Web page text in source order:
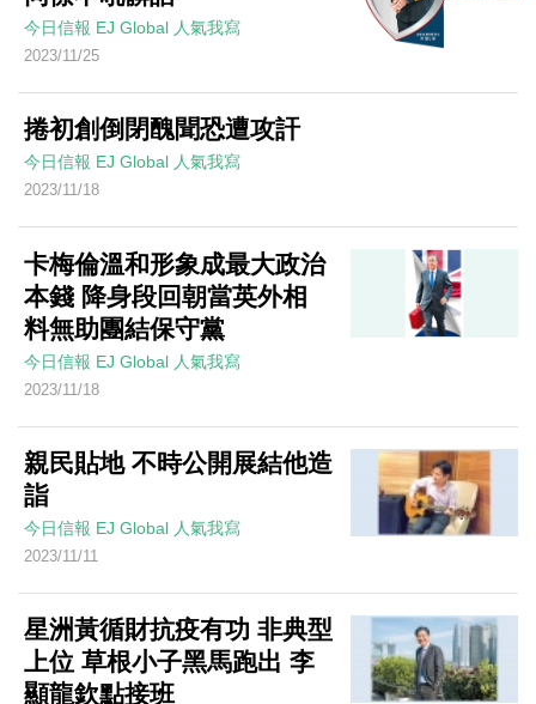
今日信報 EJ Global 人氣我寫
2023/11/25
捲初創倒閉醜聞恐遭攻訐
今日信報 EJ Global 人氣我寫
2023/11/18
卡梅倫溫和形象成最大政治
本錢 降身段回朝當英外相
料無助團結保守黨
今日信報 EJ Global 人氣我寫
2023/11/18
親民貼地 不時公開展結他造
詣
今日信報 EJ Global 人氣我寫
2023/11/11
星洲黃循財抗疫有功 非典型
上位 草根小子黑馬跑出 李
顯龍欽點接班